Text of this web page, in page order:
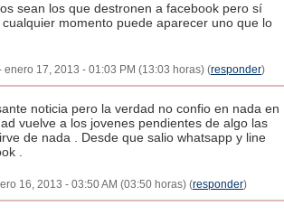
sean los que destronen a facebook pero sí
momento puede aparecer uno que lo
enero 17, 2013 - 01:03 PM (13:03 horas) (responder)
noticia pero la verdad no confio en nada en
vuelve a los jovenes pendientes de algo las
de nada . Desde que salio whatsapp y line
.
16, 2013 - 03:50 AM (03:50 horas) (responder)